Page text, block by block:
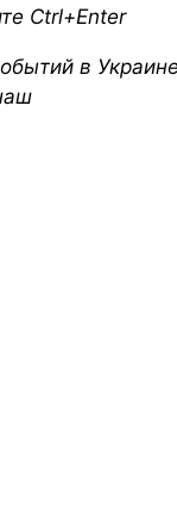
Ctrl+Enter
в